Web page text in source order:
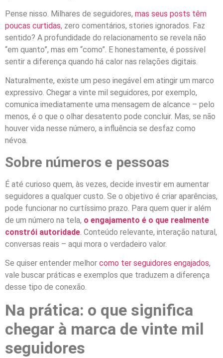
Pense nisso. Milhares de seguidores, mas seus posts têm
poucas curtidas, zero comentários, stories ignorados. Faz
sentido? A profundidade do relacionamento se revela não
“em quanto”, mas em “como”. E honestamente, é possível
sentir a diferença quando há calor nas relações digitais.
Naturalmente, existe um peso inegável em atingir um marco
expressivo. Chegar a vinte mil seguidores, por exemplo,
comunica imediatamente uma mensagem de alcance – pelo
menos, é o que o olhar desatento pode concluir. Mas, se não
houver vida nesse número, a influência se desfaz como
névoa.
Sobre números e pessoas
É até curioso quem, às vezes, decide investir em aumentar
seguidores a qualquer custo. Se o objetivo é criar aparências,
pode funcionar no curtíssimo prazo. Para quem quer ir além
de um número na tela, o engajamento é o que realmente
constrói autoridade . Conteúdo relevante, interação natural,
conversas reais – aqui mora o verdadeiro valor.
Se quiser entender melhor como ter seguidores engajados,
vale buscar práticas e exemplos que traduzem a diferença
desse tipo de conexão.
Na prática: o que significa
chegar à marca de vinte mil
seguidores